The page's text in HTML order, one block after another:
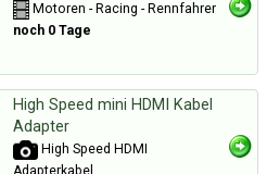
Motoren - Racing - Rennfahrer
noch 0 Tage
High Speed mini HDMI Kabel
Adapter
High Speed HDMI
Adapterkabel